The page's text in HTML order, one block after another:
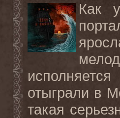
Как
отыграли в
такая